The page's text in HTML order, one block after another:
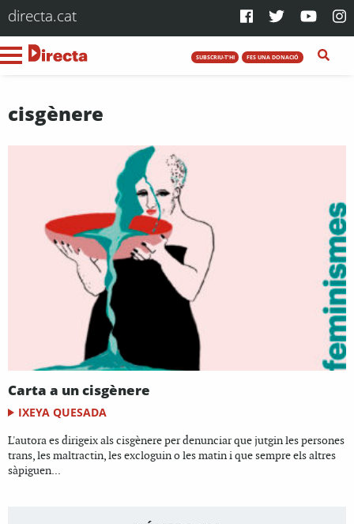
directa.cat
SUBSCRIU-T'HI FES UNA DONACIÓ
cisgènere
Carta a un cisgènere
IXEYA QUESADA
L'autora es dirigeix als cisgènere per denunciar que jutgin les persones
trans, les maltractin, les excloguin o les matin i que sempre els altres
sàpiguen...